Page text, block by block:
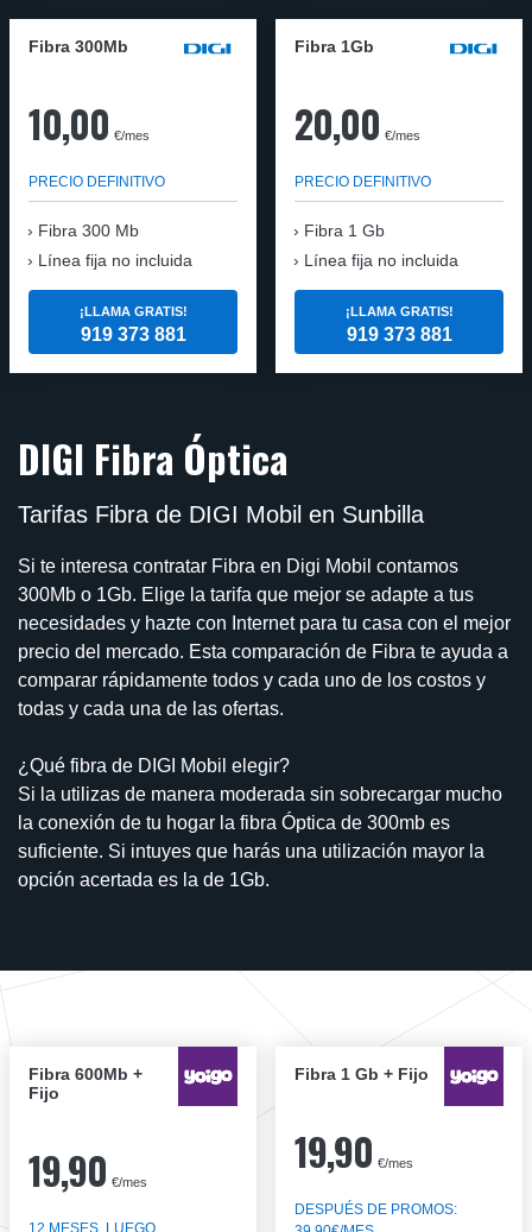
Fibra 300Mb
10,00 €/mes
PRECIO DEFINITIVO
Fibra 300 Mb
Línea fija no incluida
¡LLAMA GRATIS!
919 373 881
Fibra 1Gb
20,00 €/mes
PRECIO DEFINITIVO
Fibra 1 Gb
Línea fija no incluida
¡LLAMA GRATIS!
919 373 881
DIGI Fibra Óptica
Tarifas Fibra de DIGI Mobil en Sunbilla
Si te interesa contratar Fibra en Digi Mobil contamos
300Mb o 1Gb. Elige la tarifa que mejor se adapte a tus
necesidades y hazte con Internet para tu casa con el mejor
precio del mercado. Esta comparación de Fibra te ayuda a
comparar rápidamente todos y cada uno de los costos y
todas y cada una de las ofertas.
¿Qué fibra de DIGI Mobil elegir?
Si la utilizas de manera moderada sin sobrecargar mucho
la conexión de tu hogar la fibra Óptica de 300mb es
suficiente. Si intuyes que harás una utilización mayor la
opción acertada es la de 1Gb.
Fibra 600Mb +
Fijo
19,90 €/mes
12 MESES, LUEGO
Fibra 1 Gb + Fijo
19,90 €/mes
DESPUÉS DE PROMOS: